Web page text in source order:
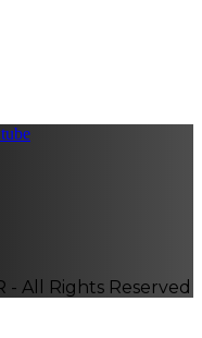
- All Rights Reserved